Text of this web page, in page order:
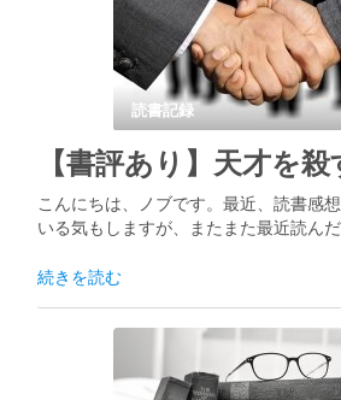
読書記録
【書評あり】天才を
こんにちは、ノブです。最近、読書感
いる気もしますが、またまた最近読ん
続きを読む